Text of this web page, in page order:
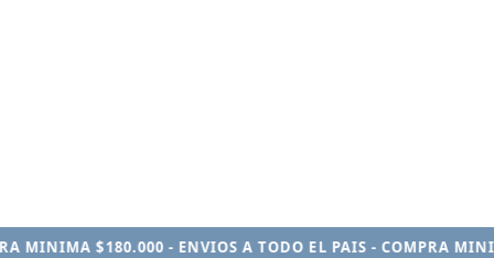
$180.000 - ENVIOS A TODO EL PAIS - COMPRA